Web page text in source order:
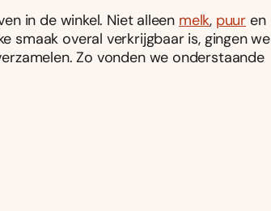
in de winkel. Niet alleen melk, puur en
smaak overal verkrijgbaar is, gingen we
Zo vonden we onderstaande